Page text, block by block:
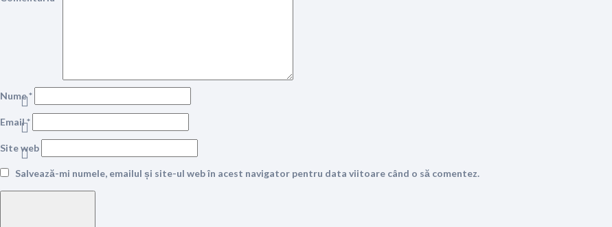
Nume*
Email*
Site web
Salvează-mi numele, emailul și site-ul web în acest navigator pentru data viitoare când o să comentez.